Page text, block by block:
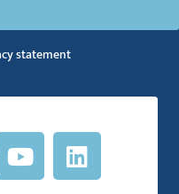
statement